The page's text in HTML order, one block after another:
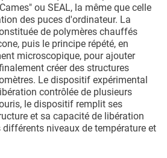
ou SEAL, la même que celle
des puces d'ordinateur. La
de polymères chauffés
puis le principe répété, en
microscopique, pour ajouter
créer des structures
Le dispositif expérimental
contrôlée de plusieurs
le dispositif remplit ses
et sa capacité de libération
différents niveaux de température et